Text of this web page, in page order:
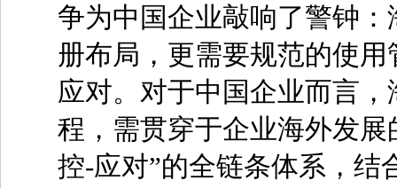
争为中国企业敲响了警钟
册布局，更需要规范的使
应对。对于中国企业而言
程，需贯穿于企业海外发
控-应对”的全链条体系，结